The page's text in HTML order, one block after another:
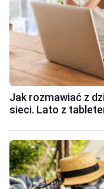
Jak rozmawiać z
sieci. Lato z